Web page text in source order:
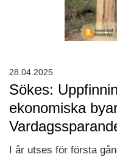
Sökes:
ekonomiska
I år utses för första
28.04.2025